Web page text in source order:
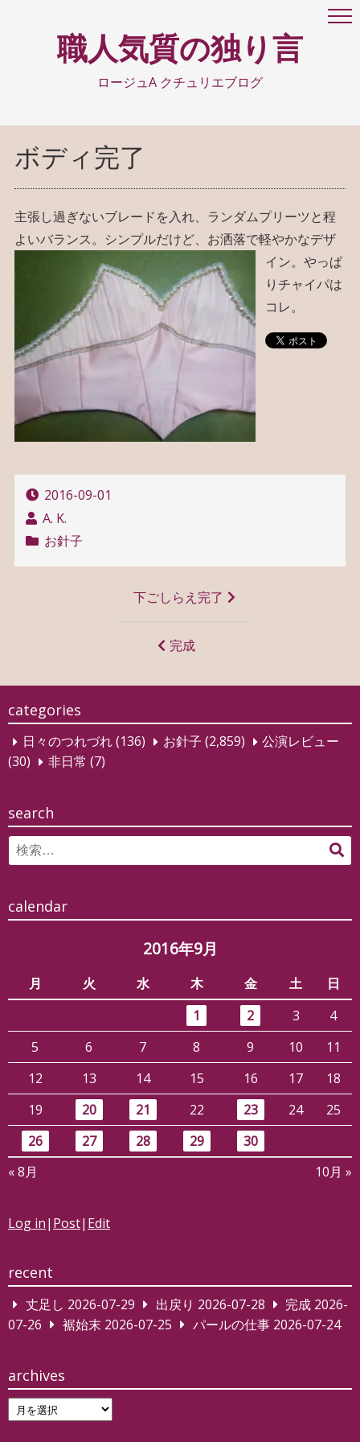
職人気質の独り言
ロージュA クチュリエブログ
ボディ完了
主張し過ぎないブレードを入れ、ランダムプリーツと程
よいバランス。シンプルだけど、お洒落で軽やかなデザ
イン。やっぱ
りチャイパは
コレ。
2016-09-01
A. K.
お針子
ゲ
ー
シ
ョ
下ごしらえ完了
完成
categories
日々のつれづれ(136) お針子 (2,859)
公演レビュー
(30)
非日常 (7)
search
Search
for:
検
calendar
2016年9月
月 火 水 木 金 土
日
1
2 3
4
5
6 7 8 9 10
11
12
13 14 15 16 17
18
19
20 21 22 23 24
25
26
27 28 29
30
« 8月
10月 »
Log in| Post| Edit
recent
丈足し 2026-07-29 出戻り 2026-07-28 完成 2026-
07-26
裾始末 2026-07-25 パールの仕事 2026-07-24
archives
archives